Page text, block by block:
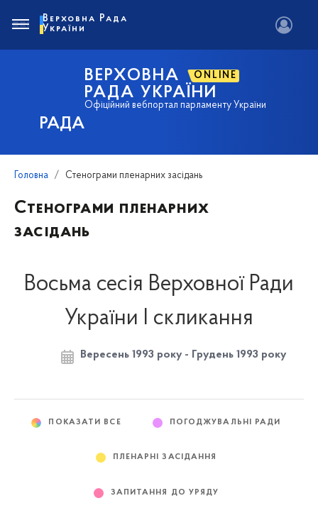
РАДА
ВЕРХОВНА ONLINE
РАДА УКРАЇНИ
Офіційний вебпортал парламенту України
Верховна Рада
України
Головна Стенограми пленарних засідань
Стенограми пленарних
засідань
Восьма сесія Верховної Ради
України I скликання
Вересень 1993 року - Грудень 1993 року
ПОКАЗАТИ ВСЕ ПОГОДЖУВАЛЬНІ РАДИ
ПЛЕНАРНІ ЗАСІДАННЯ
ЗАПИТАННЯ ДО УРЯДУ